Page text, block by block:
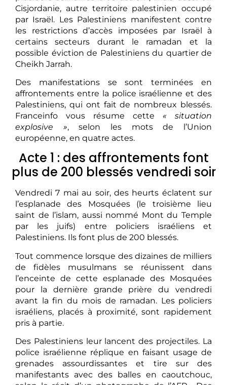
Cisjordanie, autre territoire palestinien occupé
par Israël. Les Palestiniens manifestent contre
les restrictions d’accès imposées par Israël à
certains secteurs durant le ramadan et la
possible éviction de Palestiniens du quartier de
Cheikh Jarrah.
Des manifestations se sont terminées en
affrontements entre la police israélienne et des
Palestiniens, qui ont fait de nombreux blessés.
Franceinfo vous résume cette « situation
explosive », selon les mots de l’Union
européenne, en quatre actes.
Acte 1 : des affrontements font
plus de 200 blessés vendredi soir
Vendredi 7 mai au soir, des heurts éclatent sur
l’esplanade des Mosquées (le troisième lieu
saint de l’islam, aussi nommé Mont du Temple
par les juifs) entre policiers israéliens et
Palestiniens. Ils font plus de 200 blessés.
Tout commence lorsque des dizaines de milliers
de fidèles musulmans se réunissent dans
l’enceinte de cette esplanade des Mosquées
pour la dernière grande prière du vendredi
avant la fin du mois de ramadan. Les policiers
israéliens, placés à proximité, sont rapidement
pris à partie.
Des Palestiniens leur lancent des projectiles. La
police israélienne réplique en faisant usage de
grenades assourdissantes et tire sur des
manifestants avec des balles en caoutchouc,